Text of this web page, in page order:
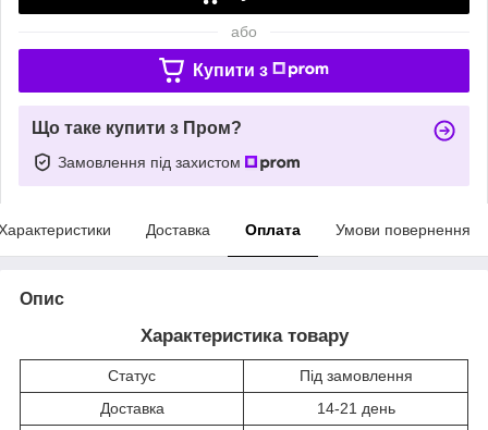
або
Купити з
Що таке купити з Пром?
Замовлення під захистом
Доставка Оплата Умови повернення
Опис
Характеристика товару
Статус
Під замовлення
Доставка
14-21 день